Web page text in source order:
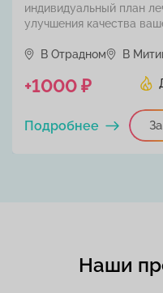
индивидуальный план
улучшения качества
В Отрадном В
+1000 ₽
Подробнее
Наши